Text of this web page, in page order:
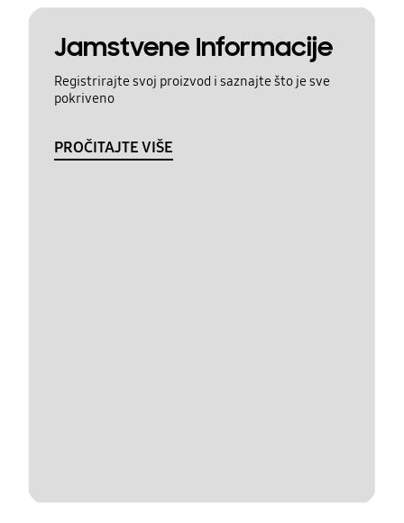
Jamstvene Informacije
Registrirajte svoj proizvod i saznajte što je sve
pokriveno
PROČITAJTE VIŠE